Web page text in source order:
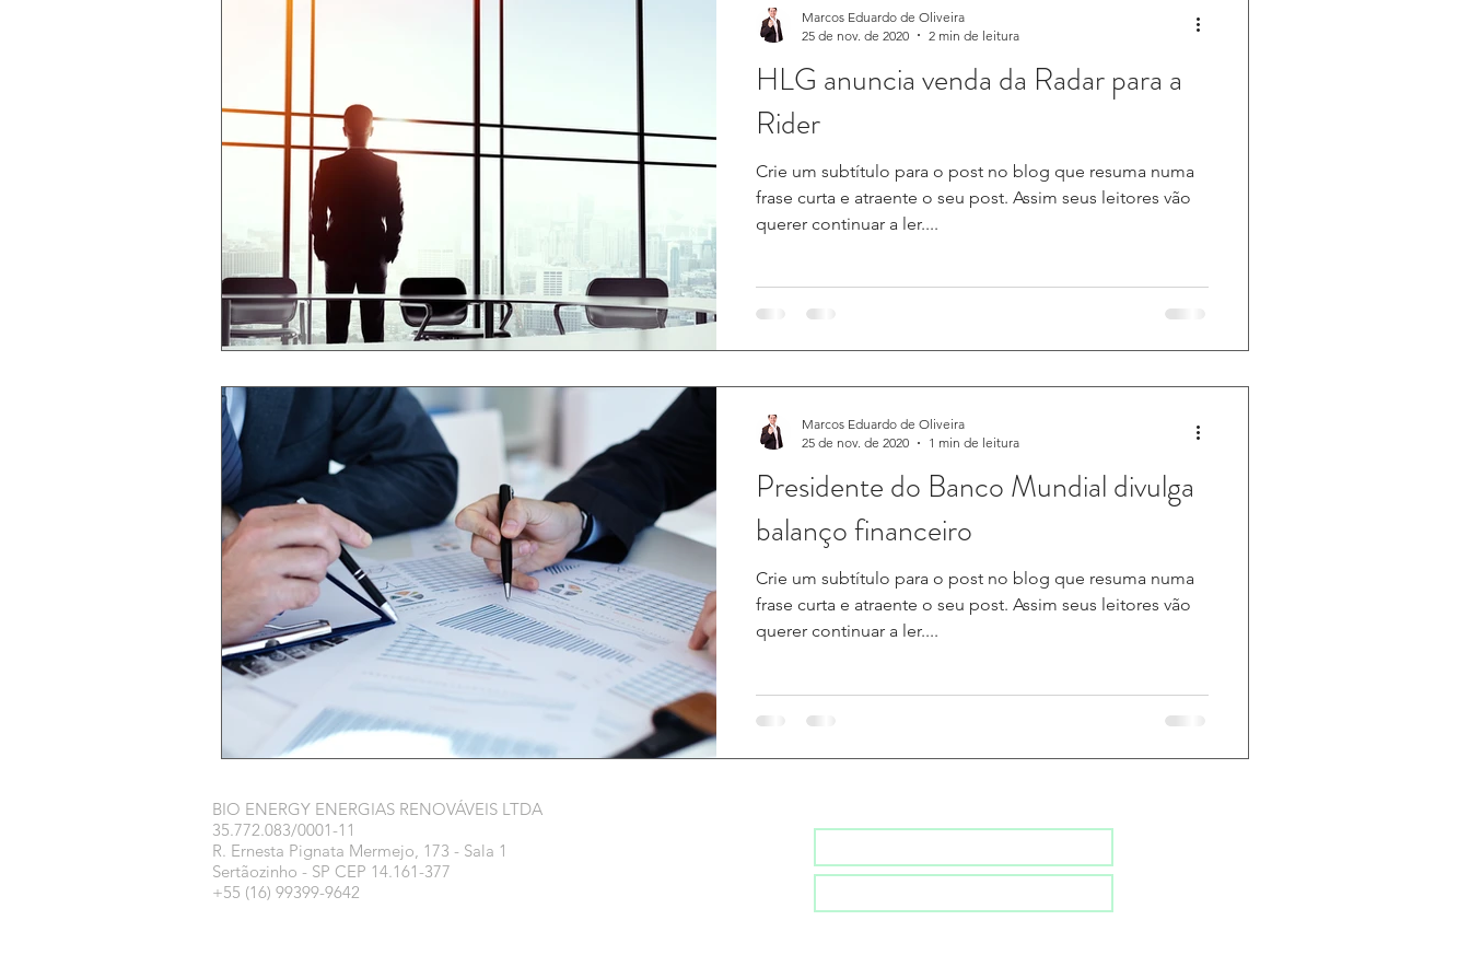
HLG anuncia venda da Radar para a
Rider
Crie um subtítulo para o post no blog que resuma numa
frase curta e atraente o seu post. Assim seus leitores vão
querer continuar a ler....
Marcos Eduardo de Oliveira
25 de nov. de 2020
2 min de leitura
Presidente do Banco Mundial divulga
balanço financeiro
Crie um subtítulo para o post no blog que resuma numa
frase curta e atraente o seu post. Assim seus leitores vão
querer continuar a ler....
Marcos Eduardo de Oliveira
25 de nov. de 2020
1 min de leitura
BIO ENERGY ENERGIAS RENOVÁVEIS LTDA
35.772.083/0001-11
R. Ernesta Pignata Mermejo, 173 - Sala 1
Sertãozinho - SP CEP 14.161-377
+55 (16) 99399-9642